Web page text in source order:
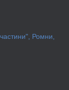
Ромни,